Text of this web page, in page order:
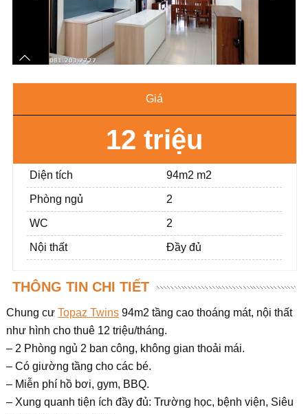
Giá
12 triệu
Diện tích 94m2 m2
Phòng ngủ 2
WC 2
Nội thất Đầy đủ
THÔNG TIN CHI TIẾT
Chung cư Topaz Twins94m2 tầng cao thoáng mát, nội thất
như hình cho thuê 12 triệu/tháng.
– 2 Phòng ngủ 2 ban công, không gian thoải mái.
– Có giường tầng cho các bé.
– Miễn phí hồ bơi, gym, BBQ.
– Xung quanh tiện ích đầy đủ: Trường học, bệnh viện, Siêu